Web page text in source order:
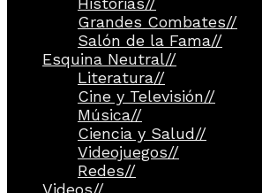
Grandes Combates//
Salón de la Fama//
Esquina Neutral//
Literatura//
Cine y Televisión//
Música//
Ciencia y Salud//
Videojuegos//
Redes//
Videos//